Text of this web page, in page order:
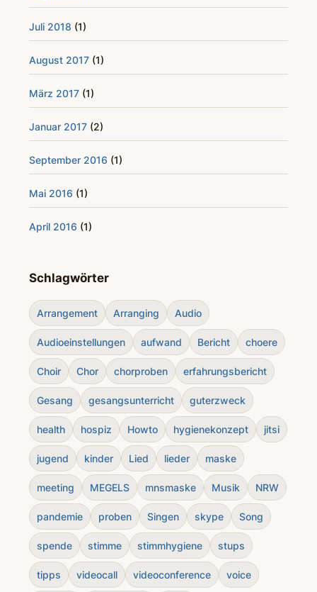
Juli 2018 (1)
August 2017 (1)
März 2017 (1)
Januar 2017 (2)
September 2016 (1)
Mai 2016 (1)
April 2016 (1)
Schlagwörter
Arrangement Arranging Audio
Audioeinstellungen aufwand Bericht choere
Choir Chor chorproben erfahrungsbericht
Gesang gesangsunterricht guterzweck
health hospiz Howto hygienekonzept jitsi
jugend kinder Lied lieder maske
meeting MEGELS mnsmaske Musik NRW
pandemie proben Singen skype Song
spende stimme stimmhygiene stups
tipps videocall videoconference voice